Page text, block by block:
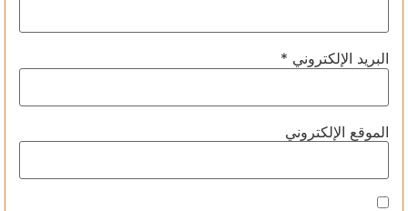
البريد الإلكتروني *
الموقع الإلكتروني